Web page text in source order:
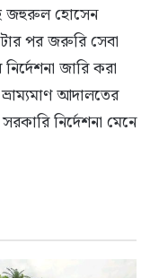
জহুরুল হোসেন
পর জরুরি সেবা
জারি করা
আদালতের
নির্দেশনা মেনে